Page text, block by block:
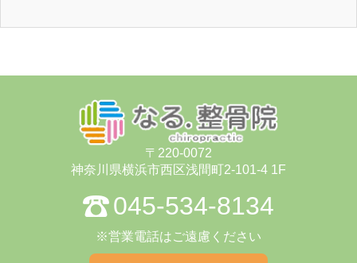
〒220-0072
神奈川県横浜市⻄区浅間町2-101-4 1F
045-534-8134
※営業電話はご遠慮ください